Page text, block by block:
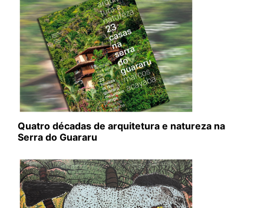
Quatro décadas de arquitetura e natureza na
Serra do Guararu